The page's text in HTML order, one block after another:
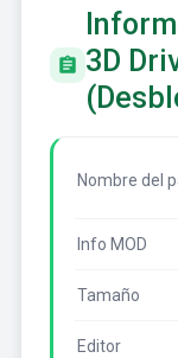
3D
Nombre del
Info MOD
Tamaño
Editor